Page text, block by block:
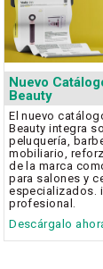
Nuevo
Beauty
El nuevo
Beauty integra
peluquería,
mobiliario,
de la marca
para salones y
especializados.
profesional.
Descárgalo